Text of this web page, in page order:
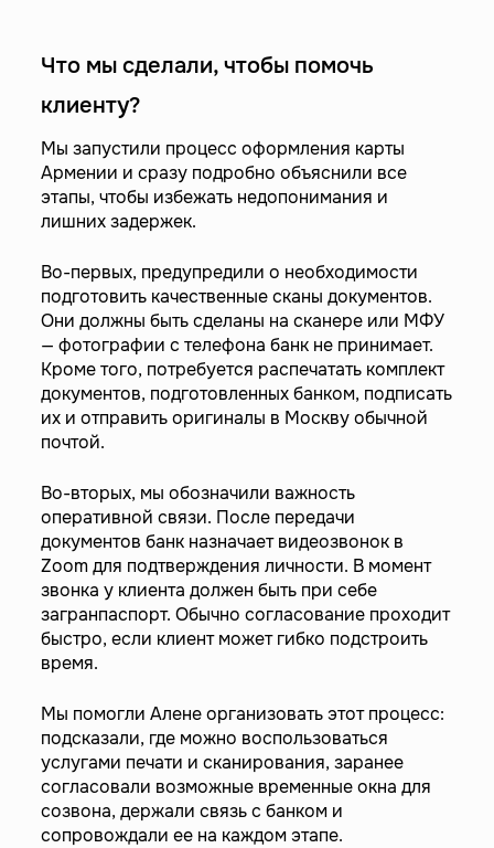
Что мы сделали, чтобы помочь
клиенту?
Мы запустили процесс оформления карты
Армении и сразу подробно объяснили все
этапы, чтобы избежать недопонимания и
лишних задержек.
Во-первых, предупредили о необходимости
подготовить качественные сканы документов.
Они должны быть сделаны на сканере или МФУ
— фотографии с телефона банк не принимает.
Кроме того, потребуется распечатать комплект
документов, подготовленных банком, подписать
их и отправить оригиналы в Москву обычной
почтой.
Во-вторых, мы обозначили важность
оперативной связи. После передачи
документов банк назначает видеозвонок в
Zoom для подтверждения личности. В момент
звонка у клиента должен быть при себе
загранпаспорт. Обычно согласование проходит
быстро, если клиент может гибко подстроить
время.
Мы помогли Алене организовать этот процесс:
подсказали, где можно воспользоваться
услугами печати и сканирования, заранее
согласовали возможные временные окна для
созвона, держали связь с банком и
сопровождали ее на каждом этапе.